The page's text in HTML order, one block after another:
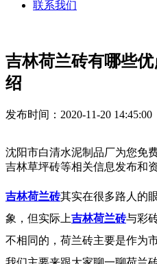
联系我们
吉林荷兰砖有哪些
绍
发布时间：2020-11-20 14:45:00
沈阳市白清水泥制品厂为您免
吉林草坪砖等相关信息发布和
吉林荷兰砖其实在很多路人的
象，但实际上吉林荷兰砖与彩
不相同的，荷兰砖主要是作为